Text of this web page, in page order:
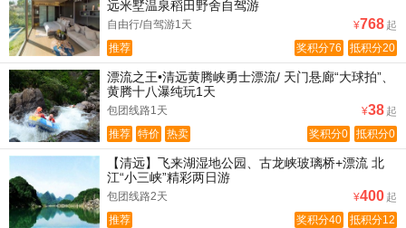
远米墅温泉稻田野舍自驾游
自由行/自驾游1天 ¥768 起
抵积分20
奖积分76
推荐
漂流之王•清远黄腾峡勇士漂流/ 天门悬廊“大球拍”、
黄腾十八瀑纯玩1天
包团线路1天 ¥38 起
抵积分0
奖积分0
推荐 特价 热卖
【清远】飞来湖湿地公园、古龙峡玻璃桥+漂流 北
江“小三峡”精彩两日游
包团线路2天 ¥400 起
抵积分12
奖积分40
推荐